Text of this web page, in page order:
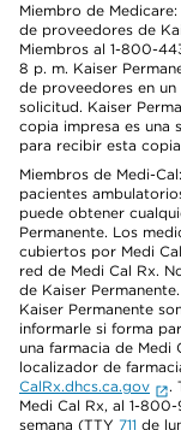
Miembro de
de proveedores de
Miembros al 1-800-
8 p. m. Kaiser
de proveedores en
solicitud. Kaiser
copia impresa es una
para recibir esta
Miembros de Medi-
pacientes
puede obtener
Permanente. Los
cubiertos por Medi
red de Medi Cal Rx.
de Kaiser
Kaiser Permanente
informarle si forma
una farmacia de Medi
localizador de
CalRx.dhcs.ca.gov
.
Medi Cal Rx, al 1-
semana (TTY 711 de